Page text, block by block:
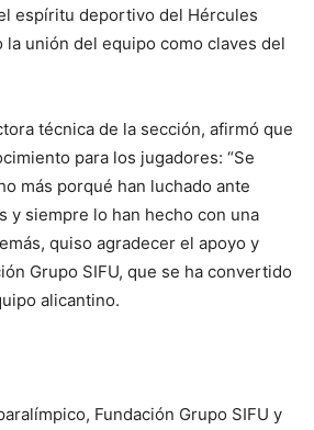
espíritu deportivo del Hércules
la unión del equipo como claves del
técnica de la sección, afirmó que
para los jugadores: “Se
más porqué han luchado ante
y siempre lo han hecho con una
quiso agradecer el apoyo y
Grupo SIFU, que se ha convertido
alicantino.
Fundación Grupo SIFU y